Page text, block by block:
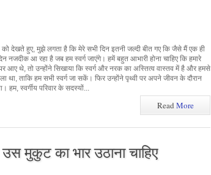
देखते हुए, मुझे लगता है कि मेरे सभी दिन इतनी जल्दी बीत गए कि जैसे मैं एक ही
नजदीक आ रहा है जब हम स्वर्ग जाएंगे। हमें बहुत आभारी होना चाहिए कि हमारे
आए थे, तो उन्होंने सिखाया कि स्वर्ग और नरक का अस्तित्व वास्तव में है और हमसे
था, ताकि हम सभी स्वर्ग जा सकें। फिर उन्होंने पृथ्वी पर अपने जीवन के दौरान
हम, स्वर्गीय परिवार के सदस्यों...
ReadMore
मुकुट का भार उठाना चाहिए